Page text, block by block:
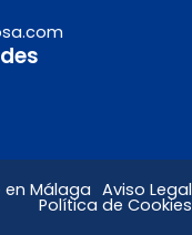
Málaga Aviso Legal
Política de Cookies